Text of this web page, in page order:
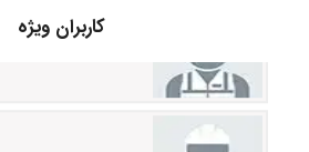
کاربران ویژه